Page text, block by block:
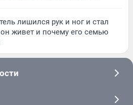
лишился рук и ног и стал
живет и почему его семью